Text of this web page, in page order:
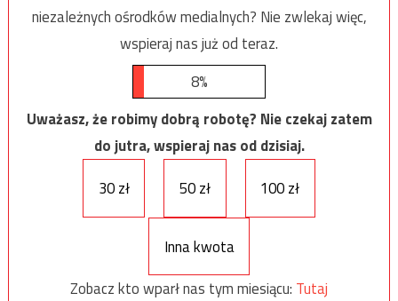
niezależnych ośrodków medialnych? Nie zwlekaj więc,
wspieraj nas już od teraz.
8%
Uważasz, że robimy dobrą robotę? Nie czekaj zatem
do jutra, wspieraj nas od dzisiaj.
30 zł
50 zł 100 zł
Inna kwota
Zobacz kto wparł nas tym miesiącu: Tutaj